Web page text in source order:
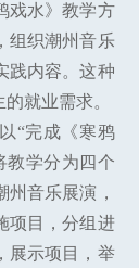
戏水》教学方
组织潮州音乐
践内容。这种
就业需求。
“完成《寒鸦
教学分为四个
音乐展演，
项目，分组进
展示项目，举